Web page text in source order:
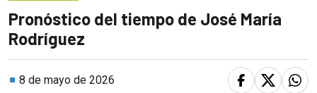
Pronóstico del tiempo de José María
Rodríguez
8 de mayo de 2026